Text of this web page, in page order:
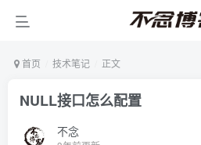
首页 技术笔记 正文
NULL接口怎么配置
不念